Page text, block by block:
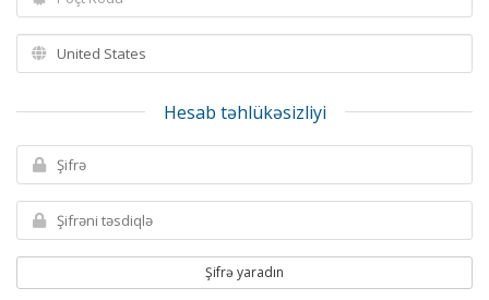
Hesab təhlükəsizliyi
Şifrə yaradın